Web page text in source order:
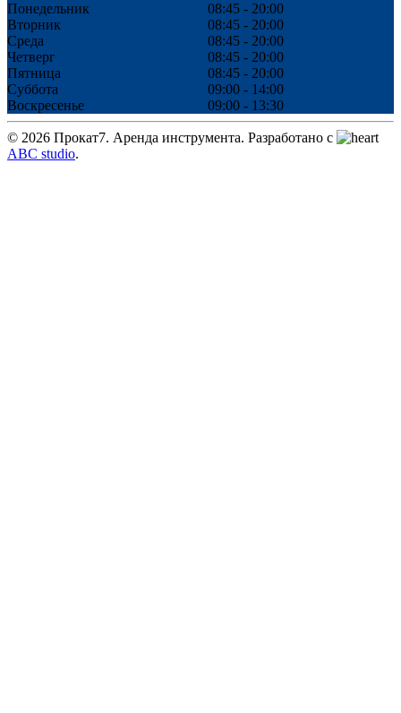
Понедельник
08:45 - 20:00
Вторник
08:45 - 20:00
Среда
08:45 - 20:00
Четверг
08:45 - 20:00
Пятница
08:45 - 20:00
Суббота
09:00 - 14:00
Воскресенье
09:00 - 13:30
© 2026 Прокат7. Аренда инструмента. Разработано c
ABC studio.